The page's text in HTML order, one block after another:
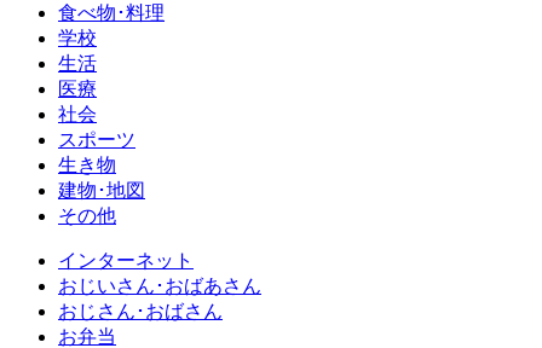
食べ物･料理
学校
生活
医療
社会
スポーツ
生き物
建物･地図
その他
インターネット
おじいさん･おばあさん
おじさん･おばさん
お弁当